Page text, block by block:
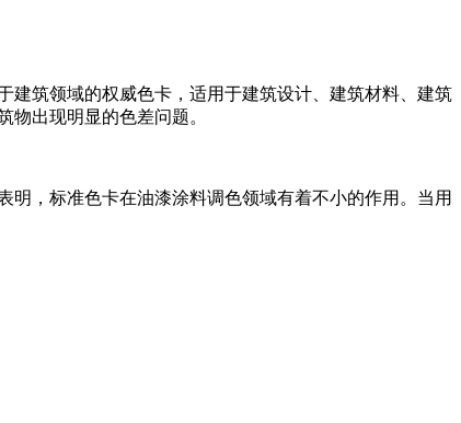
建筑领域的权威色卡，适用于建筑设计、建筑材料、建筑
出现明显的色差问题。
，标准色卡在油漆涂料调色领域有着不小的作用。当用